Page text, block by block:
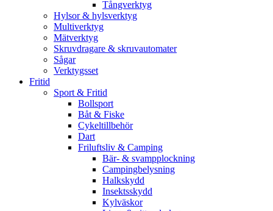
Tångverktyg
Hylsor & hylsverktyg
Multiverktyg
Mätverktyg
Skruvdragare & skruvautomater
Sågar
Verktygsset
Fritid
Sport & Fritid
Bollsport
Båt & Fiske
Cykeltillbehör
Dart
Friluftsliv & Camping
Bär- & svampplockning
Campingbelysning
Halkskydd
Insektsskydd
Kylväskor